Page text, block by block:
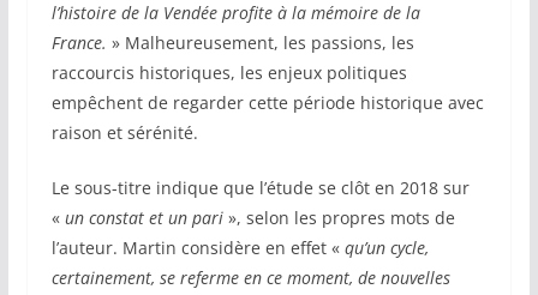
l’histoire de la Vendée profite à la mémoire de la
France. » Malheureusement, les passions, les
raccourcis historiques, les enjeux politiques
empêchent de regarder cette période historique avec
raison et sérénité.
Le sous-titre indique que l’étude se clôt en 2018 sur
« un constat et un pari», selon les propres mots de
l’auteur. Martin considère en effet « qu’un cycle,
certainement, se referme en ce moment, de nouvelles